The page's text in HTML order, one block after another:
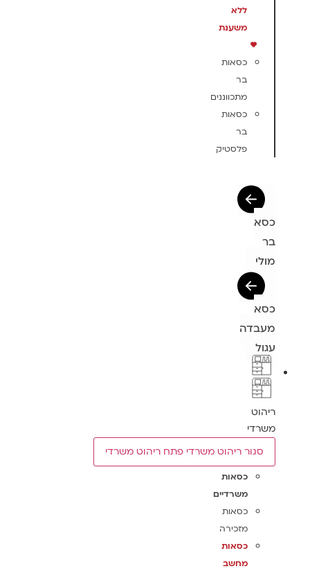
ללא
משענת
כסאות
בר
מתכווננים
כסאות
בר
פלסטיק
כסא
בר
מולי
כסא
מעבדה
עגול
ריהוט
משרדי
סגור ריהוט משרדי פתח ריהוט משרדי
כסאות
משרדיים
כסאות
מזכירה
כסאות
מחשב